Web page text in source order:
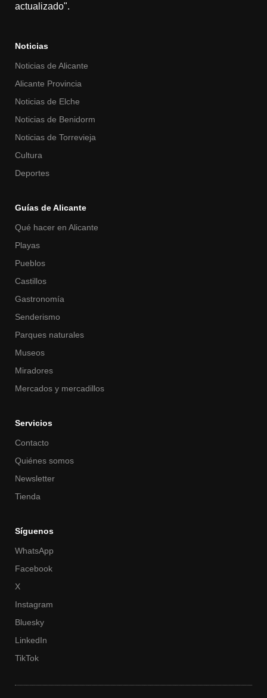
actualizado".
Noticias
Noticias de Alicante
Alicante Provincia
Noticias de Elche
Noticias de Benidorm
Noticias de Torrevieja
Cultura
Deportes
Guías de Alicante
Qué hacer en Alicante
Playas
Pueblos
Castillos
Gastronomía
Senderismo
Parques naturales
Museos
Miradores
Mercados y mercadillos
Servicios
Contacto
Quiénes somos
Newsletter
Tienda
Síguenos
WhatsApp
Facebook
X
Instagram
Bluesky
LinkedIn
TikTok